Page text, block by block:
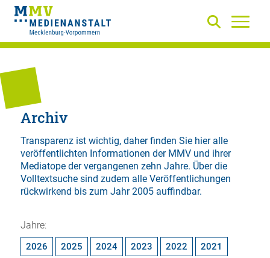
Archiv
Transparenz ist wichtig, daher finden Sie hier alle
veröffentlichten Informationen der MMV und ihrer
Mediatope der vergangenen zehn Jahre. Über die
Volltextsuchesind zudem alle Veröffentlichungen
rückwirkend bis zum Jahr 2005 auffindbar.
Jahre:
2026 2025 2024 2023 2022 2021